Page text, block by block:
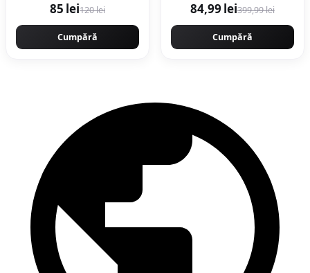
R22, R28
85 lei120 lei
Cumpără
84,99 lei399,99 lei
Cumpără